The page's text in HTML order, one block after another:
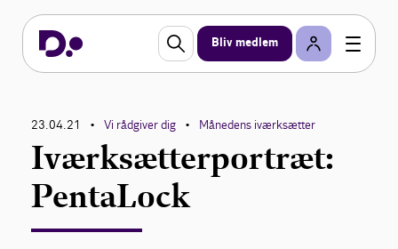
Bliv medlem
23.04.21 • Vi rådgiver dig • Månedens iværksætter
Iværksætterportræt:
PentaLock